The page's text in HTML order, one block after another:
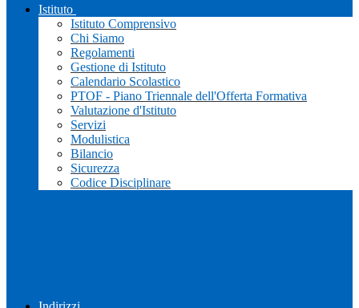
Istituto
Istituto Comprensivo
Chi Siamo
Regolamenti
Gestione di Istituto
Calendario Scolastico
PTOF - Piano Triennale dell'Offerta Formativa
Valutazione d'Istituto
Servizi
Modulistica
Bilancio
Sicurezza
Codice Disciplinare